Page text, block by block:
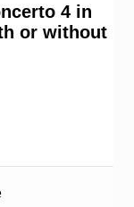
4 in
or without